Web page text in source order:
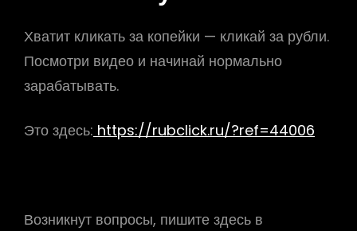
Хватит кликать за копейки — кликай за рубли.
Посмотри видео и начинай нормально
зарабатывать.
Это здесь: https://rubclick.ru/?ref=44006
Возникнут вопросы, пишите здесь в